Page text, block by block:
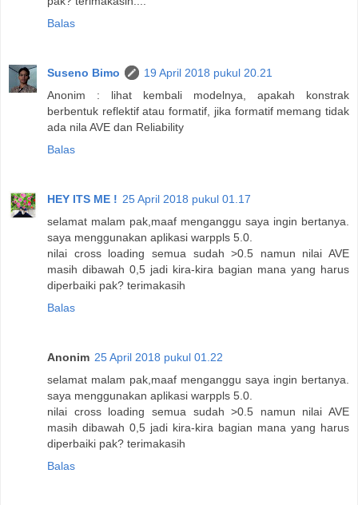
Balas
Suseno Bimo
19 April 2018 pukul 20.21
Anonim : lihat kembali modelnya, apakah konstrak
berbentuk reflektif atau formatif, jika formatif memang tidak
ada nila AVE dan Reliability
Balas
HEY ITS ME ! 25 April 2018 pukul 01.17
selamat malam pak,maaf menganggu saya ingin bertanya.
saya menggunakan aplikasi warppls 5.0.
nilai cross loading semua sudah >0.5 namun nilai AVE
masih dibawah 0,5 jadi kira-kira bagian mana yang harus
diperbaiki pak? terimakasih
Balas
Anonim 25 April 2018 pukul 01.22
selamat malam pak,maaf menganggu saya ingin bertanya.
saya menggunakan aplikasi warppls 5.0.
nilai cross loading semua sudah >0.5 namun nilai AVE
masih dibawah 0,5 jadi kira-kira bagian mana yang harus
diperbaiki pak? terimakasih
Balas